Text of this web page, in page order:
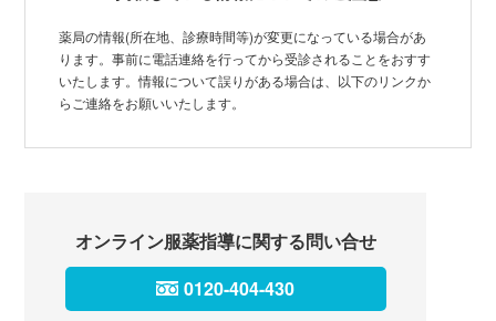
薬局の情報(所在地、診療時間等)が変更になっている場合があ
ります。事前に電話連絡を行ってから受診されることをおすす
いたします。情報について誤りがある場合は、以下のリンクか
らご連絡をお願いいたします。
オンライン服薬指導に関する問い合せ
0120-404-430